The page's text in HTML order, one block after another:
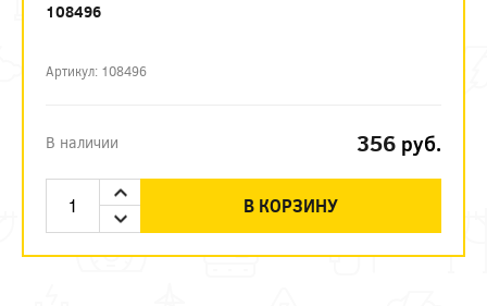
108496
Артикул: 108496
В наличии 356 руб.
В КОРЗИНУ